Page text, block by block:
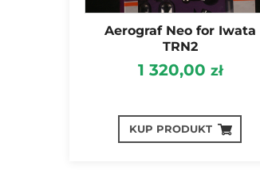
Aerograf Neo for Iwata
TRN2
1 320,00 zł
KUP PRODUKT